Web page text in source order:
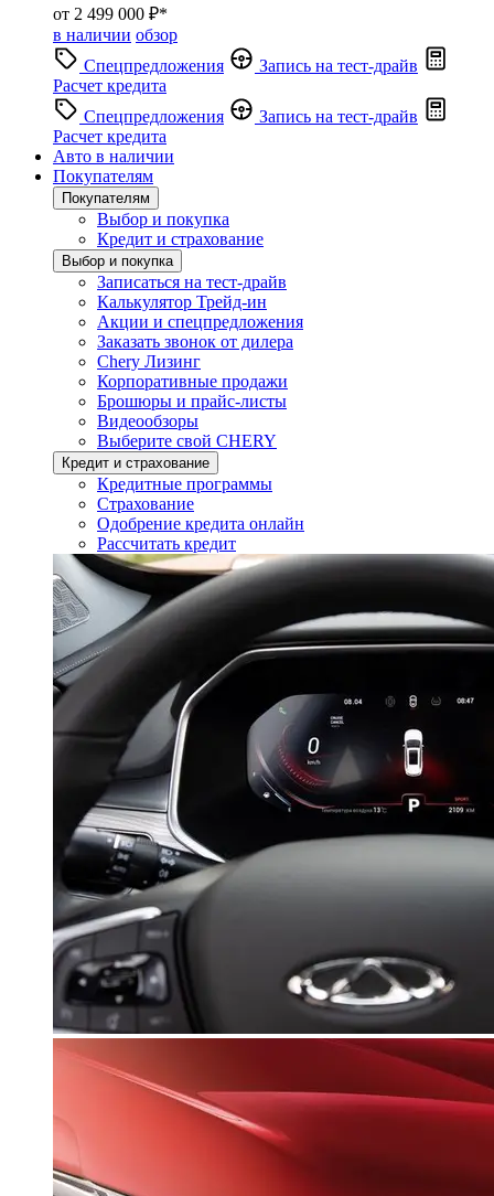
от 2 499 000 ₽*
в наличии обзор
Спецпредложения
Запись на тест-драйв
Расчет кредита
Спецпредложения
Запись на тест-драйв
Расчет кредита
Авто в наличии
Покупателям
Покупателям
Выбор и покупка
Кредит и страхование
Выбор и покупка
Записаться на тест-драйв
Калькулятор Трейд-ин
Акции и спецпредложения
Заказать звонок от дилера
Chery Лизинг
Корпоративные продажи
Брошюры и прайс-листы
Видеообзоры
Выберите свой CHERY
Кредит и страхование
Кредитные программы
Страхование
Одобрение кредита онлайн
Рассчитать кредит